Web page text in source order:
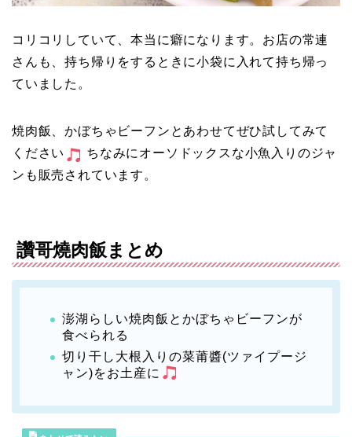
コリコリしていて、本当に癖になります。お店の常連
さんも、持ち帰りをするときに小袋に入れて持ち帰っ
ていました。
焼肉飯、かぼちゃビーフンとあわせてぜひ試してみて
ください
ちなみにオーソドックスな小魚入りのジャ
ンも販売されています。
讚哥燒肉飯まとめ
澎湖らしい焼肉飯とかぼちゃビーフンが
食べられる
切り干し大根入りの菜莆醬(ツァイプージ
ャン)をお土産に